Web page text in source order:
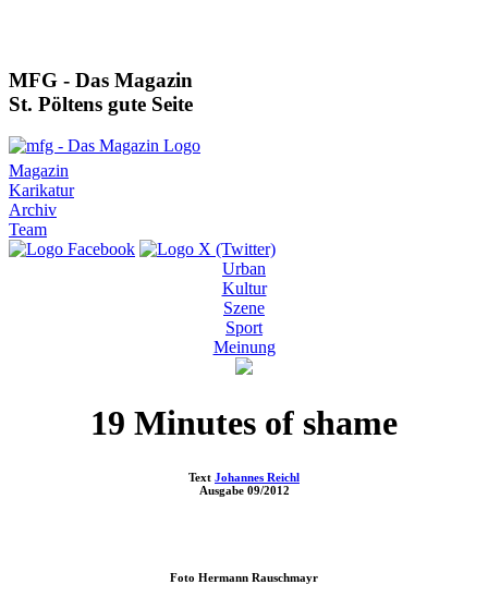
MFG - Das Magazin
St. Pöltens gute Seite
Magazin
Karikatur
Archiv
Team
Urban
Kultur
Szene
Sport
Meinung
19 Minutes of shame
Text Johannes Reichl
Ausgabe 09/2012
Foto Hermann Rauschmayr